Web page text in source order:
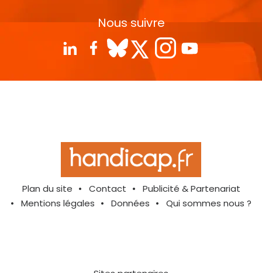
Nous suivre
Plan du site Contact
Publicité & Partenariat
Mentions légales
Données Qui sommes nous ?